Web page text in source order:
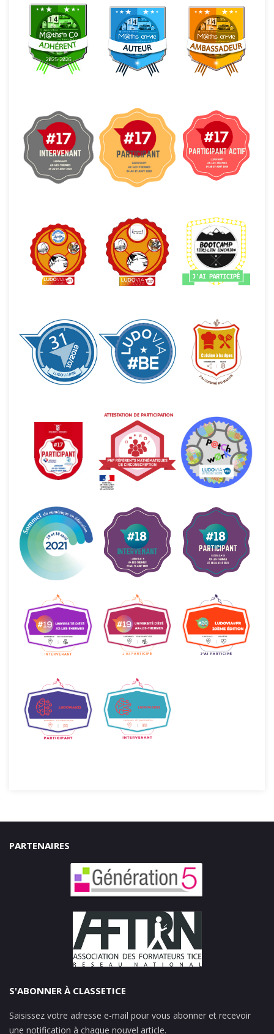
PARTENAIRES
S'ABONNER À CLASSETICE
Saisissez votre adresse e-mail pour vous abonner et recevoir
une notification à chaque nouvel article.